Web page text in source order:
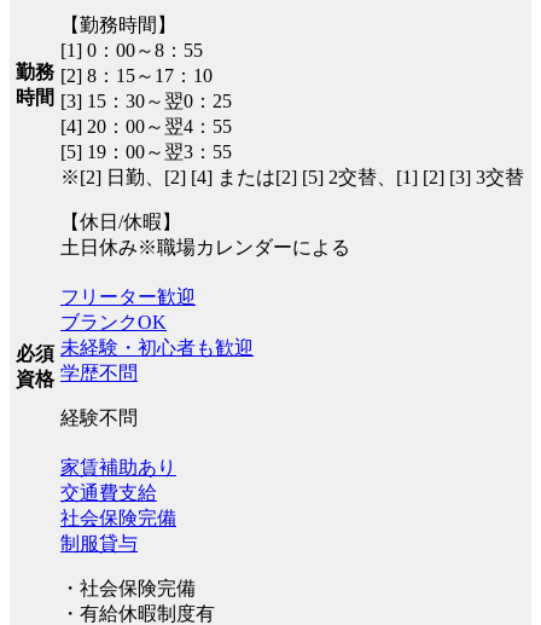
勤務
時間
【勤務時間】
[1] 0：00～8：55
[2] 8：15～17：10
[3] 15：30～翌0：25
[4] 20：00～翌4：55
[5] 19：00～翌3：55
※[2] 日勤、[2] [4] または[2] [5] 2交替、[1] [2] [3] 3交替
【休日/休暇】
土日休み※職場カレンダーによる
必須
資格
フリーター歓迎
ブランクOK
未経験・初心者も歓迎
学歴不問
経験不問
家賃補助あり
交通費支給
社会保険完備
制服貸与
・社会保険完備
・有給休暇制度有